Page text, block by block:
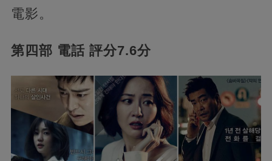
電影。
第四部 電話 評分7.6分